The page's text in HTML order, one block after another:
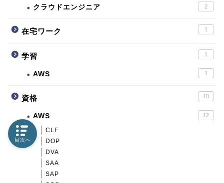
クラウドエンジニア 2
在宅ワーク 1
学習 1
AWS 1
資格 18
AWS 12
CLF
DOP
DVA
SAA
SAP
目次へ